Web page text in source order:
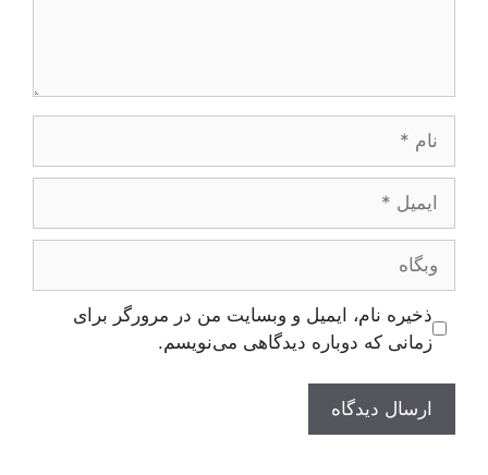
وبگاه
ذخیره نام، ایمیل و وبسایت من در مرورگر برای
زمانی که دوباره دیدگاهی می‌نویسم.